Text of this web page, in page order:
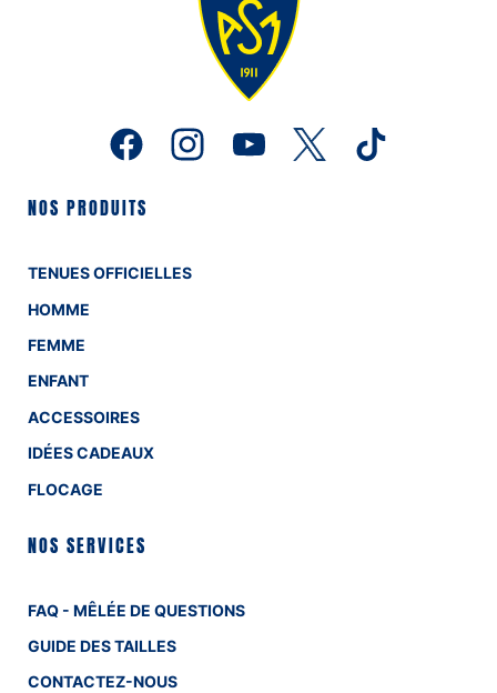
NOS PRODUITS
TENUES OFFICIELLES
HOMME
FEMME
ENFANT
ACCESSOIRES
IDÉES CADEAUX
FLOCAGE
NOS SERVICES
FAQ - MÊLÉE DE QUESTIONS
GUIDE DES TAILLES
CONTACTEZ-NOUS